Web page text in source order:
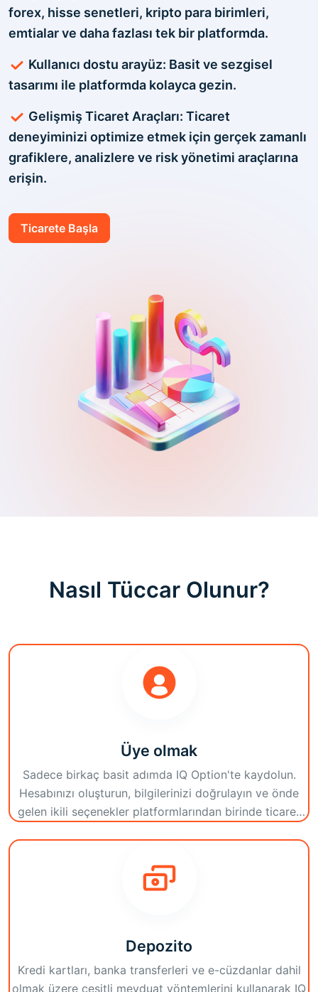
forex, hisse senetleri, kripto para birimleri,
emtialar ve daha fazlası tek bir platformda.
Kullanıcı dostu arayüz: Basit ve sezgisel
tasarımı ile platformda kolayca gezin.
Gelişmiş Ticaret Araçları: Ticaret
deneyiminizi optimize etmek için gerçek zamanlı
grafiklere, analizlere ve risk yönetimi araçlarına
erişin.
Ticarete Başla
Nasıl Tüccar Olunur?
Üye olmak
Sadece birkaç basit adımda IQ Option'te kaydolun.
Hesabınızı oluşturun, bilgilerinizi doğrulayın ve önde
gelen ikili seçenekler platformlarından birinde ticaret
Depozito
Kredi kartları, banka transferleri ve e-cüzdanlar dahil
olmak üzere çeşitli mevduat yöntemlerini kullanarak IQ